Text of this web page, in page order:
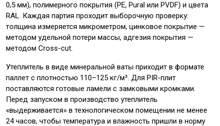
0,5 мм), полимерного покрытия (PE, Pural или PVDF) и цвета
RAL. Каждая партия проходит выборочную проверку:
толщина измеряется микрометром, цинковое покрытие —
методом удельной потери массы, адгезия покрытия —
методом Cross-cut.
Утеплитель в виде минеральной ваты приходит в формате
паллет с плотностью 110–125 кг/м³. Для PIR-плит
поставляются готовые ламели с замковыми кромками.
Перед запуском в производство утеплитель
«выдерживается» в технологическом помещении не менее
24 часов, чтобы температура и влажность пришли в норму